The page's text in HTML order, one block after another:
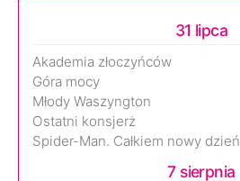
31 lipca
Akademia złoczyńców
Góra mocy
Młody Waszyngton
Ostatni konsjerż
Spider-Man. Całkiem nowy dzień
7 sierpnia